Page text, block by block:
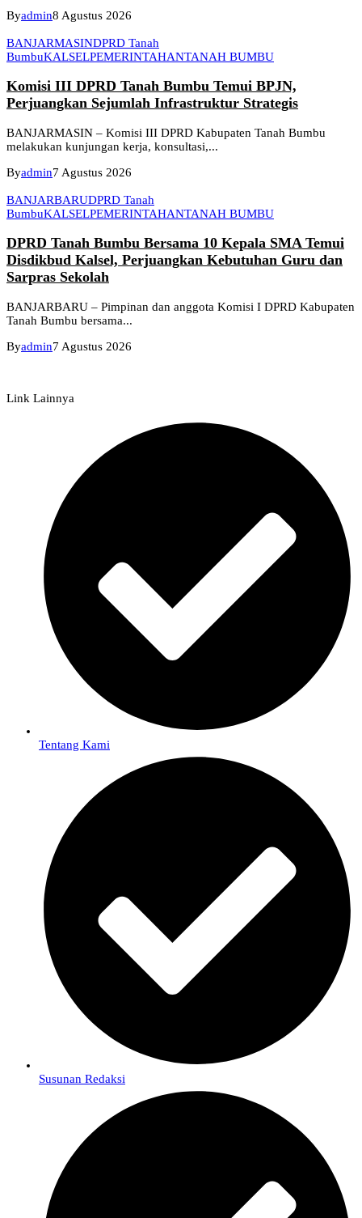
Byadmin8 Agustus 2026
BANJARMASINDPRD Tanah
BumbuKALSELPEMERINTAHANTANAH BUMBU
Komisi III DPRD Tanah Bumbu Temui BPJN,
Perjuangkan Sejumlah Infrastruktur Strategis
BANJARMASIN – Komisi III DPRD Kabupaten Tanah Bumbu
melakukan kunjungan kerja, konsultasi,...
Byadmin7 Agustus 2026
BANJARBARUDPRD Tanah
BumbuKALSELPEMERINTAHANTANAH BUMBU
DPRD Tanah Bumbu Bersama 10 Kepala SMA Temui
Disdikbud Kalsel, Perjuangkan Kebutuhan Guru dan
Sarpras Sekolah
BANJARBARU – Pimpinan dan anggota Komisi I DPRD Kabupaten
Tanah Bumbu bersama...
Byadmin7 Agustus 2026
Link Lainnya
Tentang Kami
Susunan Redaksi